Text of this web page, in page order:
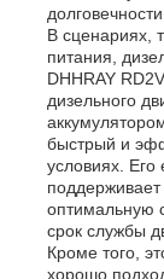
долговечности.
В сценариях,
питания,
DHHRAY
дизельного
быстрый и
условиях. Его
оптимальную
срок службы
Кроме того,
хорошо